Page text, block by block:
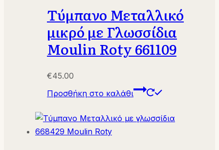
Τύμπανο Μεταλλικό
μικρό με Γλωσσίδια
Moulin Roty 661109
€45.00
Προσθήκη στο καλάθι